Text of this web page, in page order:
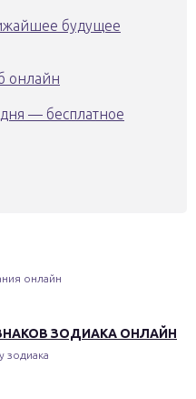
будущее
онлайн
— бесплатное
онлайн
ЗОДИАКА ОНЛАЙН
зодиака